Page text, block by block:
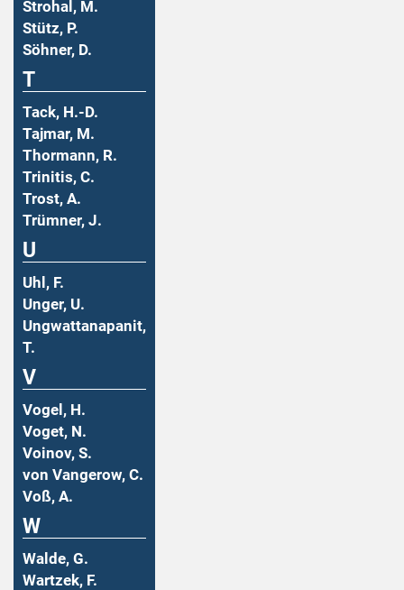
Strohal, M.
Stütz, P.
Söhner, D.
T
Tack, H.-D.
Tajmar, M.
Thormann, R.
Trinitis, C.
Trost, A.
Trümner, J.
U
Uhl, F.
Unger, U.
Ungwattanapanit,
T.
V
Vogel, H.
Voget, N.
Voinov, S.
von Vangerow, C.
Voß, A.
W
Walde, G.
Wartzek, F.